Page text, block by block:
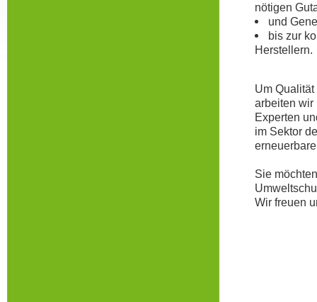
nötigen
und
bis zur
Herstellern.
Um
arbeiten wir
Experten
im Sektor
Sie
Wir freuen